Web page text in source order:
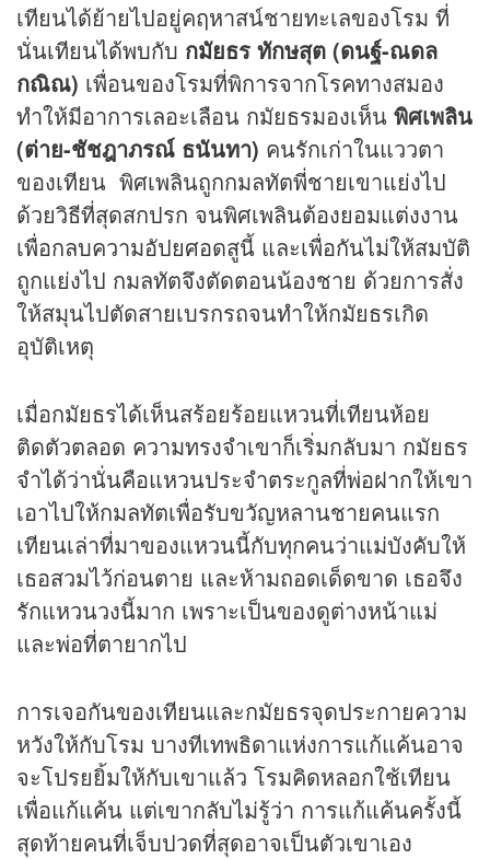
เทียนได้ย้ายไปอยู่คฤหาสน์ชายทะเลของโรม ที่
นั่นเทียนได้พบกับ กมัยธร ทักษสุต (ดนฐ์-ณดล
กณิณ) เพื่อนของโรมที่พิการจากโรคทางสมอง
ทำให้มีอาการเลอะเลือน กมัยธรมองเห็น พิศเพลิน
(ต่าย-ชัชฎาภรณ์ ธนันทา) คนรักเก่าในแววตา
ของเทียน พิศเพลินถูกกมลทัตพี่ชายเขาแย่งไป
ด้วยวิธีที่สุดสกปรก จนพิศเพลินต้องยอมแต่งงาน
เพื่อกลบความอัปยศอดสูนี้ และเพื่อกันไม่ให้สมบัติ
ถูกแย่งไป กมลทัตจึงตัดตอนน้องชาย ด้วยการสั่ง
ให้สมุนไปตัดสายเบรกรถจนทำให้กมัยธรเกิด
อุบัติเหตุ
เมื่อกมัยธรได้เห็นสร้อยร้อยแหวนที่เทียนห้อย
ติดตัวตลอด ความทรงจำเขาก็เริ่มกลับมา กมัยธร
จำได้ว่านั่นคือแหวนประจำตระกูลที่พ่อฝากให้เขา
เอาไปให้กมลทัตเพื่อรับขวัญหลานชายคนแรก
เทียนเล่าที่มาของแหวนนี้กับทุกคนว่าแม่บังคับให้
เธอสวมไว้ก่อนตาย และห้ามถอดเด็ดขาด เธอจึง
รักแหวนวงนี้มาก เพราะเป็นของดูต่างหน้าแม่
และพ่อที่ตายากไป
การเจอกันของเทียนและกมัยธรจุดประกายความ
หวังให้กับโรม บางทีเทพธิดาแห่งการแก้แค้นอาจ
จะโปรยยิ้มให้กับเขาแล้ว โรมคิดหลอกใช้เทียน
เพื่อแก้แค้น แต่เขากลับไม่รู้ว่า การแก้แค้นครั้งนี้
สุดท้ายคนที่เจ็บปวดที่สุดอาจเป็นตัวเขาเอง